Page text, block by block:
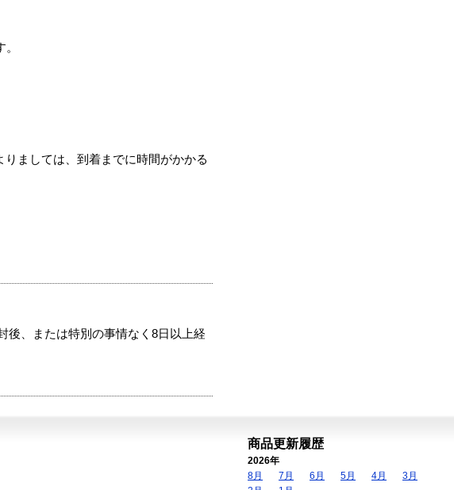
ましては、到着までに時間がかかる
後、または特別の事情なく8日以上経
商品更新履歴
2026年
8月
7月 6月 5月 4月
3月